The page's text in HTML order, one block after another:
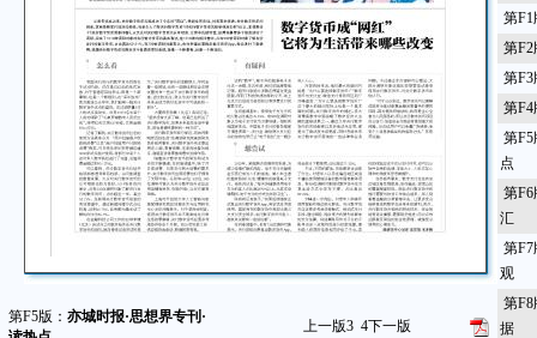
第F5版： 亦城时报·思想界专刊·
上一版3 4下一版
第F1
第F2
第F3
第F4
第F5
点
第F6
汇
第F7
观
第F8
据